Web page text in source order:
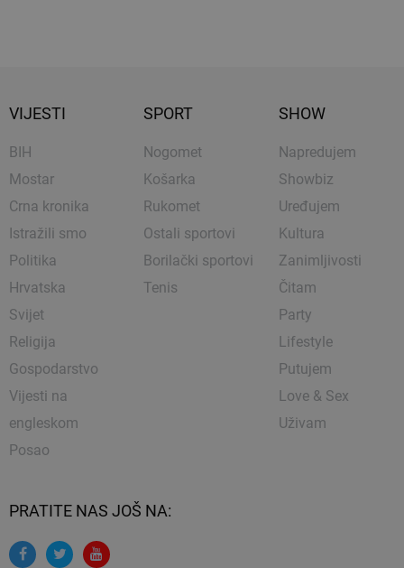
VIJESTI
BIH
Mostar
Crna kronika
Istražili smo
Politika
Hrvatska
Svijet
Religija
Gospodarstvo
Vijesti na
engleskom
Posao
SPORT
Nogomet
Košarka
Rukomet
Ostali sportovi
Borilački sportovi
Tenis
SHOW
Napredujem
Showbiz
Uređujem
Kultura
Zanimljivosti
Čitam
Party
Lifestyle
Putujem
Love & Sex
Uživam
PRATITE NAS JOŠ NA: